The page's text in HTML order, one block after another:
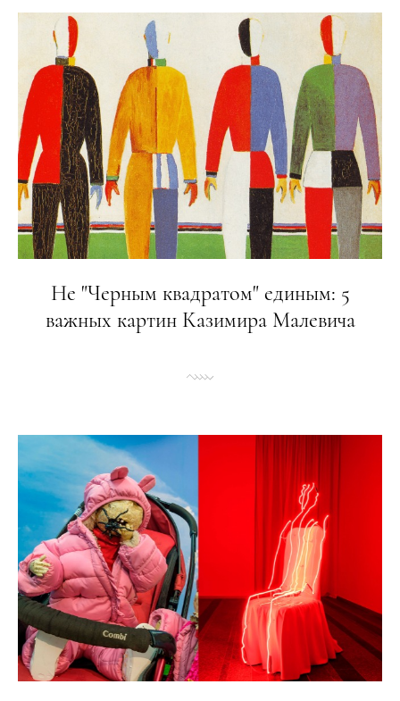
Не "Черным квадратом" единым: 5
важных картин Казимира Малевича